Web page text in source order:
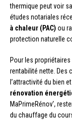
thermique peut voir
études notariales
à chaleur (PAC) ou
protection naturelle
Pour les
rentabilité nette. Des
l’attractivité du bien
rénovation
MaPrimeRénov’,
du chauffage du